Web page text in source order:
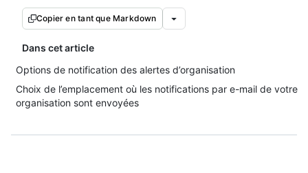
Copier en tant que Markdown
Dans cet article
Options de notification des alertes d’organisation
Choix de l’emplacement où les notifications par e-mail de votre
organisation sont envoyées